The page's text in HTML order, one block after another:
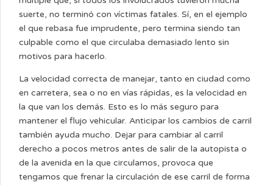
suerte, no terminó con víctimas fatales. Sí, en el ejemplo
el que rebasa fue imprudente, pero termina siendo tan
culpable como el que circulaba demasiado lento sin
motivos para hacerlo.
La velocidad correcta de manejar, tanto en ciudad como
en carretera, sea o no en vías rápidas, es la velocidad en
la que van los demás. Esto es lo más seguro para
mantener el flujo vehicular. Anticipar los cambios de carril
también ayuda mucho. Dejar para cambiar al carril
derecho a pocos metros antes de salir de la autopista o
de la avenida en la que circulamos, provoca que
tengamos que frenar la circulación de ese carril de forma